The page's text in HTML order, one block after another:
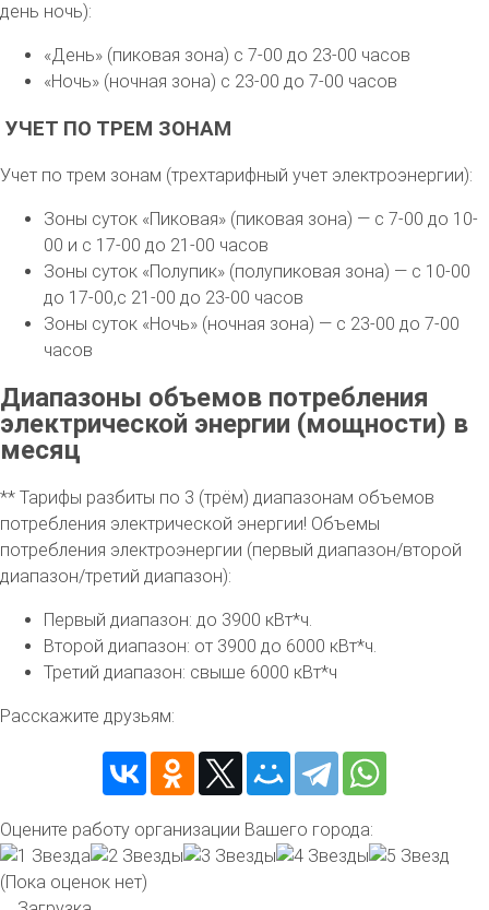
день ночь):
«День» (пиковая зона) с 7-00 до 23-00 часов
«Ночь» (ночная зона) с 23-00 до 7-00 часов
УЧЕТ ПО ТРЕМ ЗОНАМ
Учет по трем зонам (трехтарифный учет электроэнергии):
Зоны суток «Пиковая» (пиковая зона) — с 7-00 до 10-
00 и с 17-00 до 21-00 часов
Зоны суток «Полупик» (полупиковая зона) — с 10-00
до 17-00,с 21-00 до 23-00 часов
Зоны суток «Ночь» (ночная зона) — с 23-00 до 7-00
часов
Диапазоны объемов потребления
электрической энергии (мощности) в
месяц
** Тарифы разбиты по 3 (трём) диапазонам объемов
потребления электрической энергии! Объемы
потребления электроэнергии (первый диапазон/второй
диапазон/третий диапазон):
Первый диапазон: до 3900 кВт*ч.
Второй диапазон: от 3900 до 6000 кВт*ч.
Третий диапазон: свыше 6000 кВт*ч
Расскажите друзьям:
Оцените работу организации Вашего города:
(Пока оценок нет)